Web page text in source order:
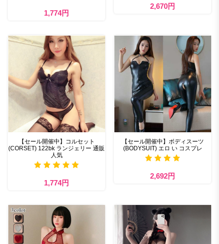
1,774円
2,670円
【セール開催中】コルセット
(CORSET) 122bk ランジェリー 通販
人気
1,774円
【セール開催中】ボディスーツ
(BODYSUIT) エロ い コスプレ
2,692円